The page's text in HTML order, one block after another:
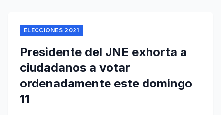
ELECCIONES 2021
Presidente del JNE exhorta a
ciudadanos a votar
ordenadamente este domingo
11